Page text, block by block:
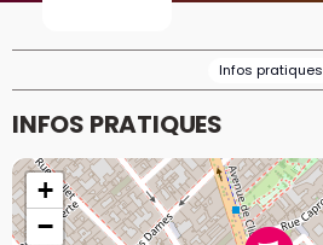
Infos pratiques
INFOS PRATIQUES
+
−